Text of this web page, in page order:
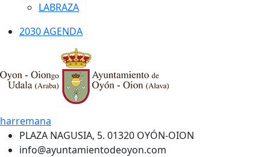
LABRAZA
2030 AGENDA
harremana
PLAZA NAGUSIA, 5. 01320 OYÓN-OION
info@ayuntamientodeoyon.com